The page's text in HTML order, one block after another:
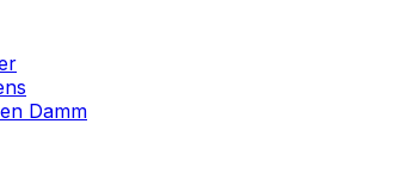
Damm